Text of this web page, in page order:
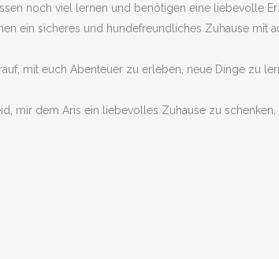
noch viel lernen und benötigen eine liebevolle
ein sicheres und hundefreundliches Zuhause mit
mit euch Abenteuer zu erleben, neue Dinge zu
mir dem Aris ein liebevolles Zuhause zu